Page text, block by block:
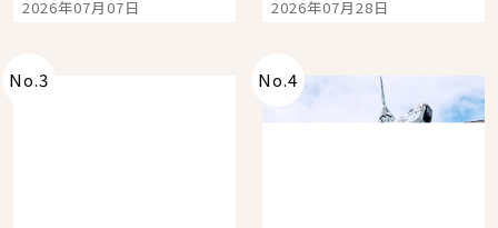
開幕 OMOKADO 店3分
2026年07月07日 2026年07月28日
No.3 No.4